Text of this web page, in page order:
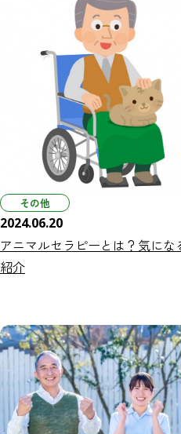
その他
2024.06.20
アニマルセラピーとは？気に
紹介